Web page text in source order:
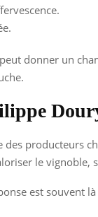
donner un
des producteurs
le
est